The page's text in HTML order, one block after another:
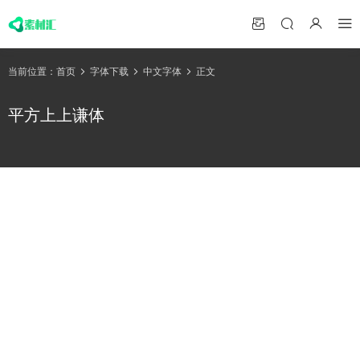
当前位置： 首页 字体下载 中文字体 正文
平方上上谦体